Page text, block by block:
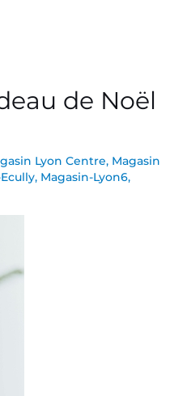
de Noël
Lyon Centre, Magasin
, Magasin-Lyon6,